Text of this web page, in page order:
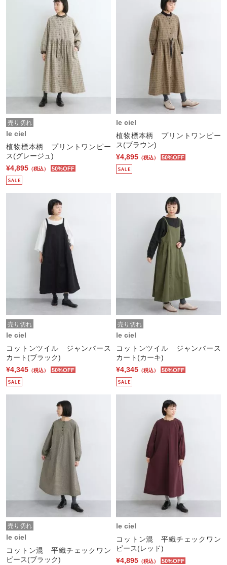
売り切れ
le ciel
植物標本柄 プリントワンピー
ス(グレージュ)
¥4,895 （税込） 50%OFF
le ciel
植物標本柄 プリントワンピー
ス(ブラウン)
¥4,895 （税込） 50%OFF
売り切れ
le ciel
コットンツイル ジャンバース
カート(ブラック)
¥4,345 （税込） 50%OFF
売り切れ
le ciel
コットンツイル ジャンバース
カート(カーキ)
¥4,345 （税込） 50%OFF
売り切れ
le ciel
コットン混 平織チェックワン
ピース(ブラック)
le ciel
コットン混 平織チェックワン
ピース(レッド)
¥4,895 （税込） 50%OFF